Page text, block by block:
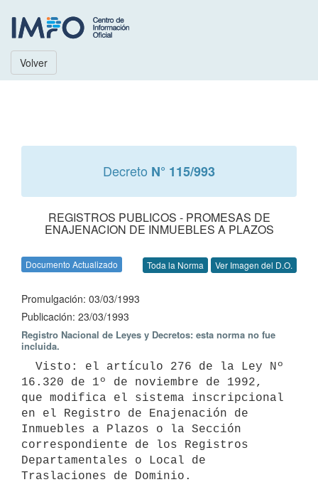
Volver
Decreto N° 115/993
REGISTROS PUBLICOS - PROMESAS DE
ENAJENACION DE INMUEBLES A PLAZOS
Documento Actualizado Toda la Norma Ver Imagen del D.O.
Promulgación: 03/03/1993
Publicación: 23/03/1993
Registro Nacional de Leyes y Decretos: esta norma no fue
incluida.
16.320 de 1º de noviembre de 1992,
que modifica el sistema inscripcional
en el Registro de Enajenación de
Inmuebles a Plazos o la Sección
correspondiente de los Registros
Departamentales o Local de
Traslaciones de Dominio.